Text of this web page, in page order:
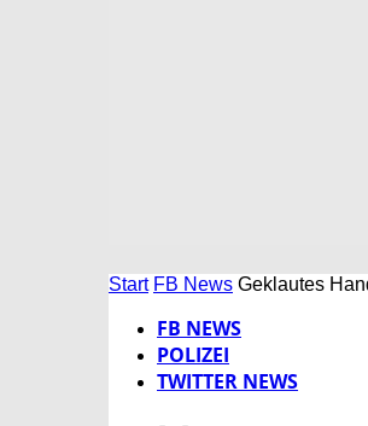
Start FB News Geklautes
FB NEWS
POLIZEI
TWITTER NEWS